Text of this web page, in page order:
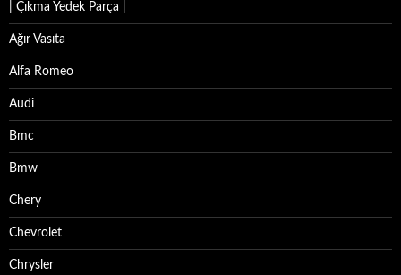
| Çıkma Yedek Parça |
Ağır Vasıta
Alfa Romeo
Audi
Bmc
Bmw
Chery
Chevrolet
Chrysler